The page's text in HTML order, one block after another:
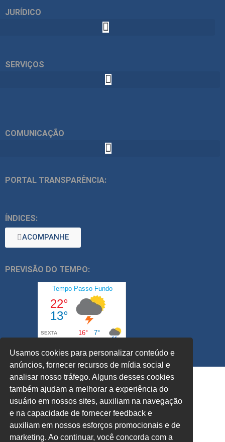
JURÍDICO
SERVIÇOS
COMUNICAÇÃO
PORTAL TRANSPARÊNCIA:
ÍNDICES:
ACOMPANHE
PREVISÃO DO TEMPO:
Usamos cookies para personalizar conteúdo e
anúncios, fornecer recursos de mídia social e
analisar nosso tráfego. Alguns desses cookies
também ajudam a melhorar a experiência do
usuário em nossos sites, auxiliam na navegação
e na capacidade de fornecer feedback e
auxiliam em nossos esforços promocionais e de
marketing. Ao continuar, você concorda com a